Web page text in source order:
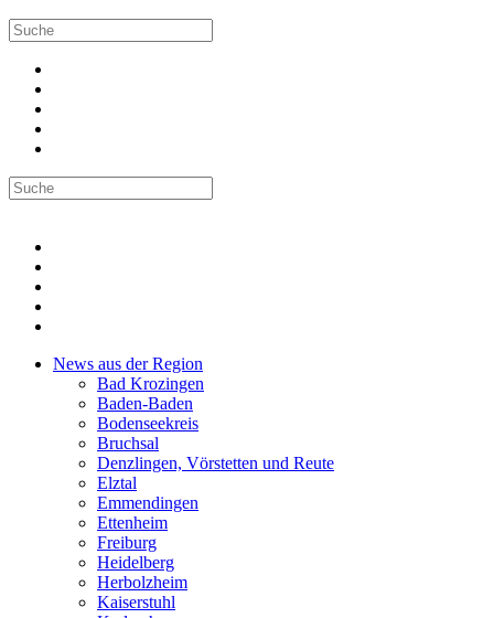
News aus der Region
Bad Krozingen
Baden-Baden
Bodenseekreis
Bruchsal
Denzlingen, Vörstetten und Reute
Elztal
Emmendingen
Ettenheim
Freiburg
Heidelberg
Herbolzheim
Kaiserstuhl